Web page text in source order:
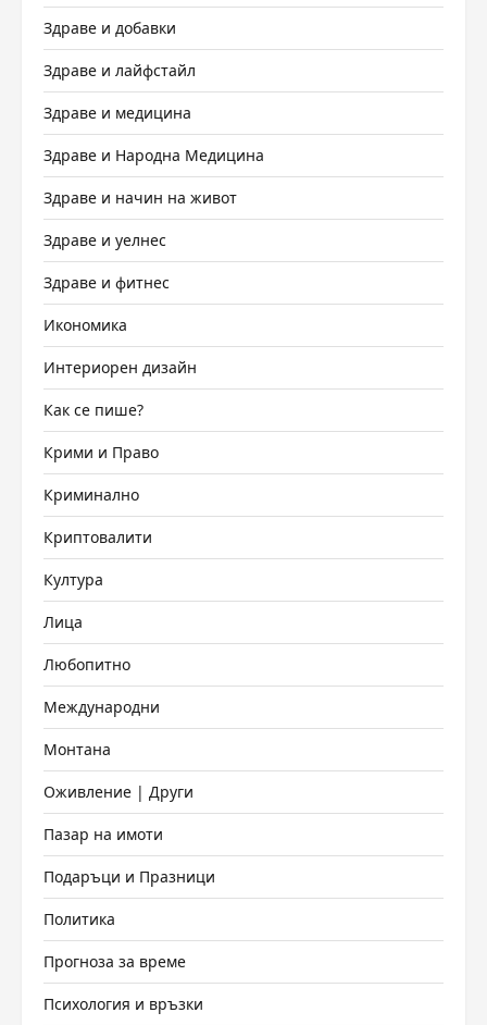
Здраве и добавки
Здраве и лайфстайл
Здраве и медицина
Здраве и Народна Медицина
Здраве и начин на живот
Здраве и уелнес
Здраве и фитнес
Икономика
Интериорен дизайн
Как се пише?
Крими и Право
Криминално
Криптовалити
Култура
Лица
Любопитно
Международни
Монтана
Оживление | Други
Пазар на имоти
Подаръци и Празници
Политика
Прогноза за време
Психология и връзки